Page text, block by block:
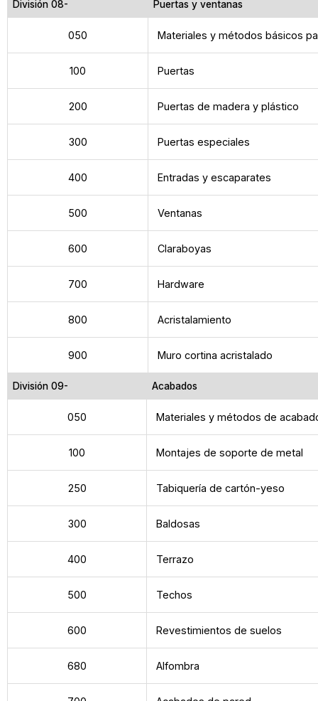
División 08- Puertas y ventanas
050 Materiales y métodos básicos
100 Puertas
200 Puertas de madera y plástico
300 Puertas especiales
400 Entradas y escaparates
500 Ventanas
600 Claraboyas
700 Hardware
800 Acristalamiento
900 Muro cortina acristalado
División 09- Acabados
050 Materiales y métodos de
100 Montajes de soporte de metal
250 Tabiquería de cartón-yeso
300 Baldosas
400 Terrazo
500 Techos
600 Revestimientos de suelos
680 Alfombra